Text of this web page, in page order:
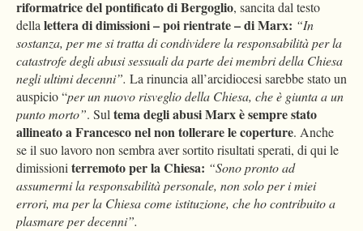
riformatrice del pontificato di Bergoglio, sancita dal testo
dellalettera di dimissioni – poi rientrate – di Marx: “In
sostanza, per me si tratta di condividere la responsabilità per la
catastrofe degli abusi sessuali da parte dei membri della Chiesa
negli ultimi decenni”. La rinuncia all’arcidiocesi sarebbe stato un
auspicio “per un nuovo risveglio della Chiesa, che è giunta a un
punto morto”. Sultema degli abusi Marx è sempre stato
allineato a Francesco nel non tollerare le coperture. Anche
se il suo lavoro non sembra aver sortito risultati sperati, di qui le
dimissioniterremoto per la Chiesa: “Sono pronto ad
assumermi la responsabilità personale, non solo per i miei
errori, ma per la Chiesa come istituzione, che ho contribuito a
plasmare per decenni”.